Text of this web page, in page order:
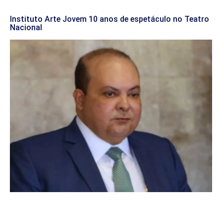
Instituto Arte Jovem 10 anos de espetáculo no Teatro
Nacional